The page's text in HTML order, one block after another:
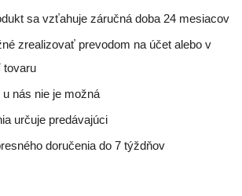
sa vzťahuje záručná doba 24 mesiacov
zrealizovať prevodom na účet alebo v
tovaru
u nás nie je možná
určuje predávajúci
doručenia do 7 týždňov